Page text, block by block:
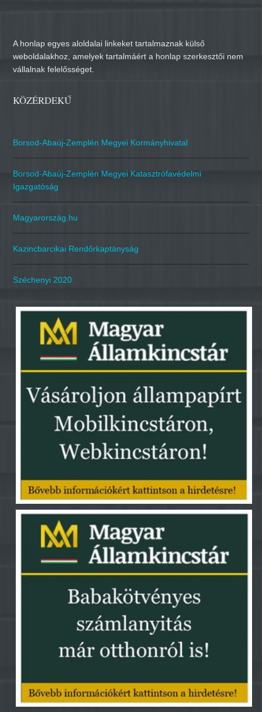
A honlap egyes aloldalai linkeket tartalmaznak külső
weboldalakhoz, amelyek tartalmáért a honlap szerkesztői nem
vállalnak felelősséget.
KÖZÉRDEKŰ
Borsod-Abaúj-Zemplén Megyei Kormányhivatal
Borsod-Abaúj-Zemplén Megyei Katasztrófavédelmi
Igazgatóság
Magyarország.hu
Kazincbarcikai Rendőrkaptányság
Széchenyi 2020